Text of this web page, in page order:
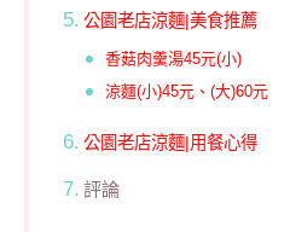
公園老店涼麵|美食推薦
香菇肉羹湯45元(小)
涼麵(小)45元、(大)60元
公園老店涼麵|用餐心得
評論